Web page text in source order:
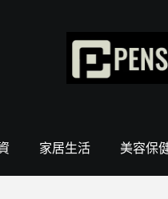
家居生活 美容保